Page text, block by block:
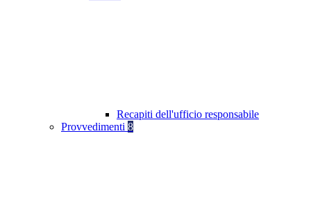
Recapiti dell'ufficio responsabile
Provvedimenti 8